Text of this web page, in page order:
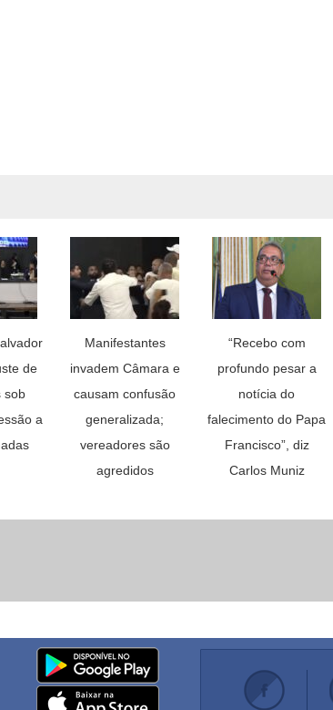
de
sob
a
Manifestantes
invadem Câmara e
causam confusão
generalizada;
vereadores são
agredidos
“Recebo com
profundo pesar a
notícia do
falecimento do Papa
Francisco”, diz
Carlos Muniz